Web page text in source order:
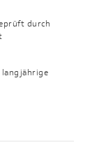
durch
langjährige